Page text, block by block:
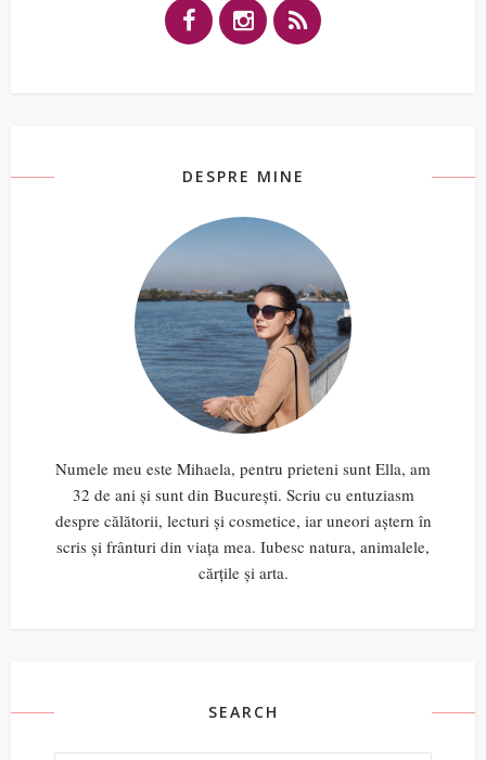
DESPRE MINE
Numele meu este Mihaela, pentru prieteni sunt Ella, am
32 de ani și sunt din București. Scriu cu entuziasm
despre călătorii, lecturi și cosmetice, iar uneori aștern în
scris și frânturi din viața mea. Iubesc natura, animalele,
cărțile și arta.
SEARCH